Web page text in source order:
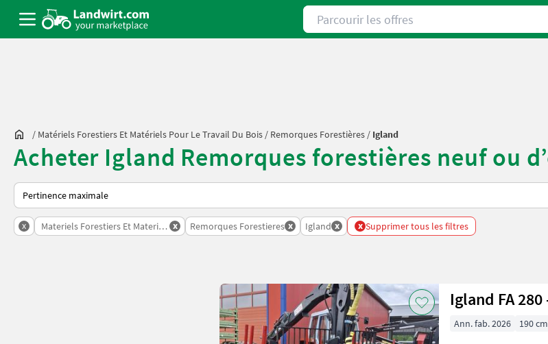
Parcourir les offres
/ Matériels Forestiers Et Matériels Pour Le Travail Du Bois / Remorques Forestières / Igland
Acheter Igland Remorques forestières neuf ou
Voici comment les annonces sont triées sur Landwirt.com
x Materiels Forestiers Et Materiels Pour Le Travail Du Bois
x Remorques Forestieres x Igland x x Supprimer tous les filtres
Igland FA 280
Ann. fab. 2026 190 cm